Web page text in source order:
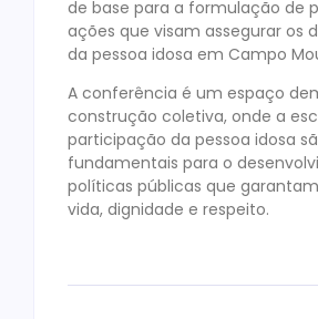
de base para a formulação de
ações que visam assegurar os
da pessoa idosa em Campo
A conferência é um espaço
construção coletiva, onde a
participação da pessoa idosa
fundamentais para o
políticas públicas que
vida, dignidade e respeito.